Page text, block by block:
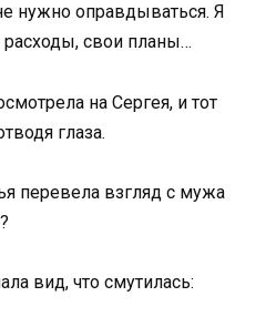
нужно оправдываться. Я
свои планы…
на Сергея, и тот
глаза.
перевела взгляд с мужа
вид, что смутилась: